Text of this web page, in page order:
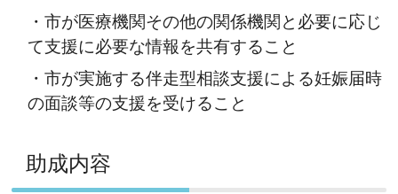
・市が医療機関その他の関係機関と必要に応じ
て支援に必要な情報を共有すること
・市が実施する伴走型相談支援による妊娠届時
の面談等の支援を受けること
助成内容